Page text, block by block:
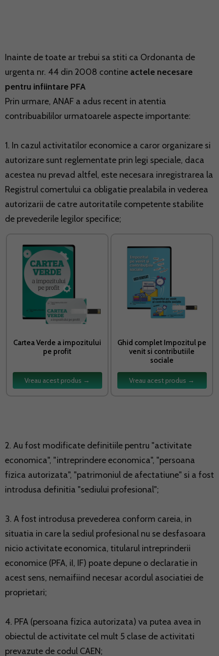
Inainte de toate ar trebui sa stiti ca Ordonanta de
urgenta nr. 44 din 2008 contine actele necesare
pentru infiintare PFA
Prin urmare, ANAF a adus recent in atentia
contribuabililor urmatoarele aspecte importante:
1. In cazul activitatilor economice a caror organizare si
autorizare sunt reglementate prin legi speciale, daca
acestea nu prevad altfel, este necesara inregistrarea la
Registrul comertului ca obligatie prealabila in vederea
autorizarii de catre autoritatile competente stabilite
de prevederile legilor specifice;
Cartea Verde a impozitului
pe profit
Vreau acest produs →
Ghid complet Impozitul pe
venit si contributiile
sociale
Vreau acest produs →
2. Au fost modificate definitiile pentru "activitate
economica", "intreprindere economica", "persoana
fizica autorizata", "patrimoniul de afectatiune" si a fost
introdusa definitia "sediului profesional";
3. A fost introdusa prevederea conform careia, in
situatia in care la sediul profesional nu se desfasoara
nicio activitate economica, titularul intreprinderii
economice (PFA, iI, IF) poate depune o declaratie in
acest sens, nemaifiind necesar acordul asociatiei de
proprietari;
4. PFA (persoana fizica autorizata) va putea avea in
obiectul de activitate cel mult 5 clase de activitati
prevazute de codul CAEN;